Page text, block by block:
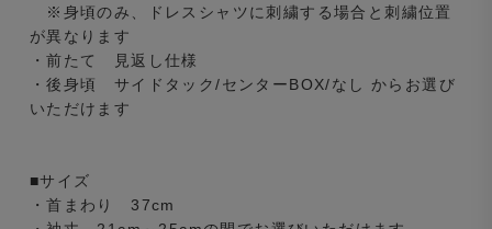
※身頃のみ、ドレスシャツに刺繍する場合と刺繍位置
が異なります
・前たて 見返し仕様
・後身頃 サイドタック/センターBOX/なし からお選び
いただけます
■サイズ
・首まわり 37cm